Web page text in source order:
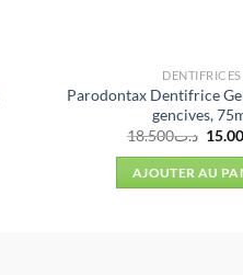
DENTIFRICES
Parodontax Dentifrice
gencives,
د.ت18.500
Le
initial
était :
AJOUTER AU